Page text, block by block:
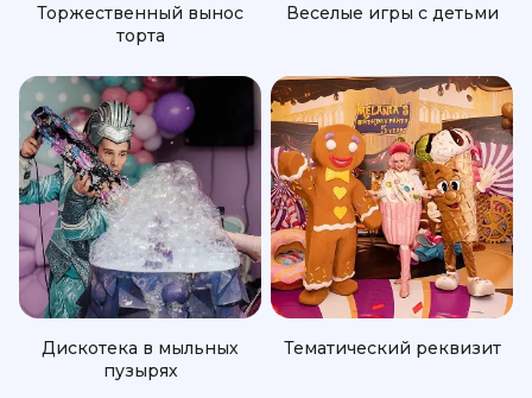
Торжественный вынос
торта
Веселые игры с детьми
Дискотека в мыльных
пузырях
Тематический реквизит